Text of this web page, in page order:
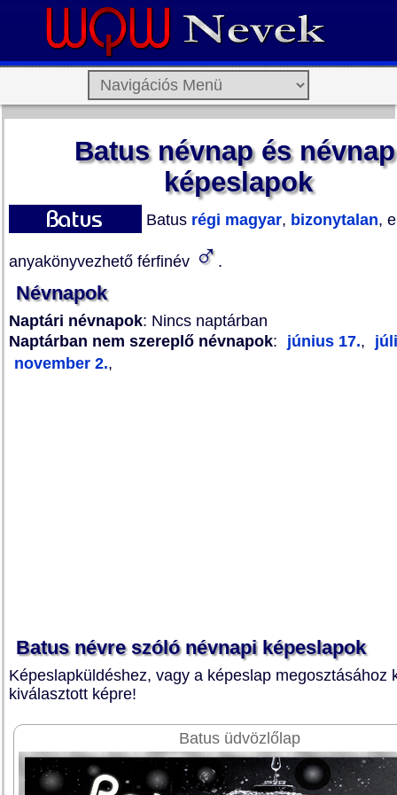
Batus névnap és
képeslapok
Batus régi magyar, bizonytalan,
anyakönyvezhető férfinév ♂ .
Névnapok
Naptári névnapok: Nincs naptárban
Naptárban nem szereplő névnapok: június 17.,
november 2.,
Batus névre szóló névnapi képeslapok
Képeslapküldéshez, vagy a képeslap megosztásához
kiválasztott képre!
Batus üdvözlőlap